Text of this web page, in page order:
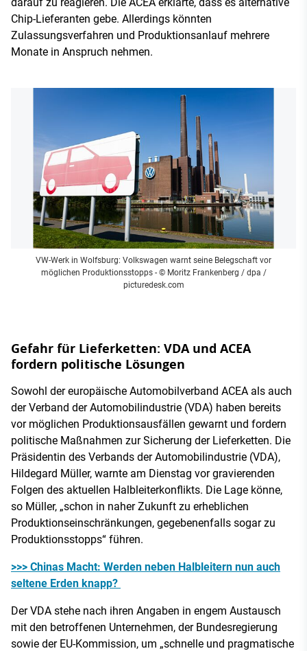
Chip-Lieferanten gebe. Allerdings könnten
Zulassungsverfahren und Produktionsanlauf mehrere
Monate in Anspruch nehmen.
VW-Werk in Wolfsburg: Volkswagen warnt seine Belegschaft vor
möglichen Produktionsstopps- © Moritz Frankenberg / dpa /
picturedesk.com
Gefahr für Lieferketten: VDA und ACEA
fordern politische Lösungen
Sowohl der europäische Automobilverband ACEA als auch
der Verband der Automobilindustrie (VDA) haben bereits
vor möglichen Produktionsausfällen gewarnt und fordern
politische Maßnahmen zur Sicherung der Lieferketten. Die
Präsidentin des Verbands der Automobilindustrie (VDA),
Hildegard Müller, warnte am Dienstag vor gravierenden
Folgen des aktuellen Halbleiterkonflikts. Die Lage könne,
so Müller, „schon in naher Zukunft zu erheblichen
Produktionseinschränkungen, gegebenenfalls sogar zu
Produktionsstopps“ führen.
>>> Chinas Macht: Werden neben Halbleitern nun auch
seltene Erden knapp?
Der VDA stehe nach ihren Angaben in engem Austausch
mit den betroffenen Unternehmen, der Bundesregierung
sowie der EU-Kommission, um „schnelle und pragmatische